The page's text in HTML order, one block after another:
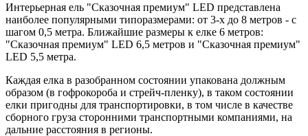
Интерьерная ель "Сказочная премиум" LED представлена
наиболее популярными типоразмерами: от 3-х до 8 метров - с
шагом 0,5 метра. Ближайшие размеры к елке 6 метров:
"Сказочная премиум" LED 6,5 метров и "Сказочная премиум"
LED 5,5 метра.
Каждая елка в разобранном состоянии упакована должным
образом (в гофрокороба и стрейч-пленку), в таком состоянии
елки пригодны для транспортировки, в том числе в качестве
сборного груза сторонними транспортными компаниями, на
дальние расстояния в регионы.